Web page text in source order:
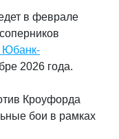
в феврале
Юбанк-
2026 года.
Кроуфорда
бои в рамках